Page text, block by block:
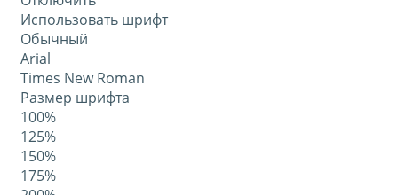
Использовать шрифт
Обычный
Arial
Times New Roman
Размер шрифта
100%
125%
150%
175%